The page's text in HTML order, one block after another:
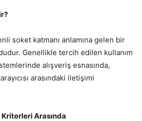
soket katmanı anlamına gelen bir
Genellikle tercih edilen kullanım
alışveriş esnasında,
arasındaki iletişimi
Kriterleri Arasında